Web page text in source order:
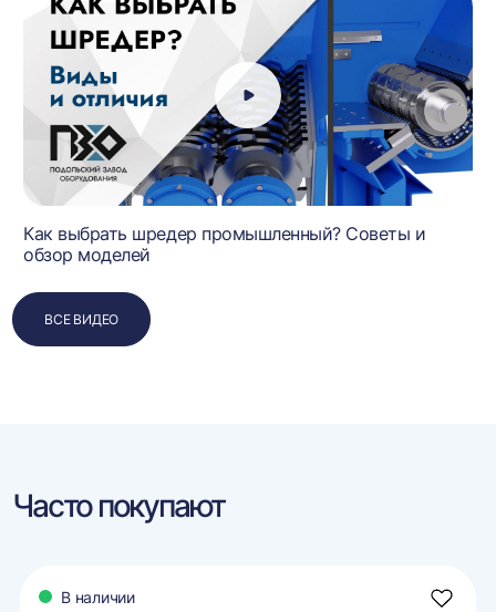
Как выбрать шредер промышленный? Советы и
обзор моделей
ВСЕ ВИДЕО
Часто покупают
В наличии